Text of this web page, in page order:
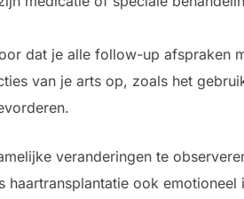
dat je alle follow-up afspraken
van je arts op, zoals het
veranderingen te
haartransplantatie ook